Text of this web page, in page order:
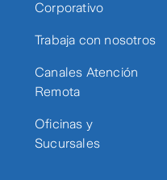
Corporativo
Trabaja con nosotros
Canales Atención
Remota
Oficinas y
Sucursales